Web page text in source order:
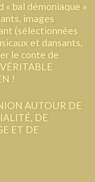
« bal démoniaque »
images
(sélectionnées
et dansants,
le conte de
!
AUTOUR DE
DE
ET DE